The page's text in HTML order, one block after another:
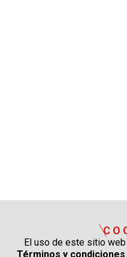
El uso de este sitio
Términos y condiciones